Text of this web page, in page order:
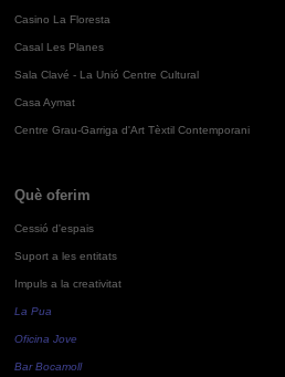
Casino La Floresta
Casal Les Planes
Sala Clavé - La Unió Centre Cultural
Casa Aymat
Centre Grau-Garriga d'Art Tèxtil Contemporani
Què oferim
Cessió d'espais
Suport a les entitats
Impuls a la creativitat
La Pua
Oficina Jove
Bar Bocamoll